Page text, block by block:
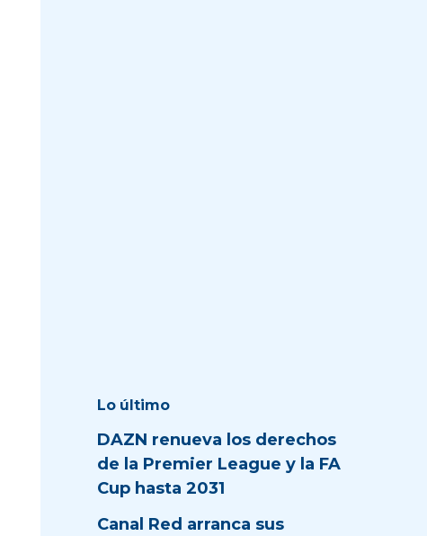
Lo último
DAZN renueva los derechos
de la Premier League y la FA
Cup hasta 2031
Canal Red arranca sus